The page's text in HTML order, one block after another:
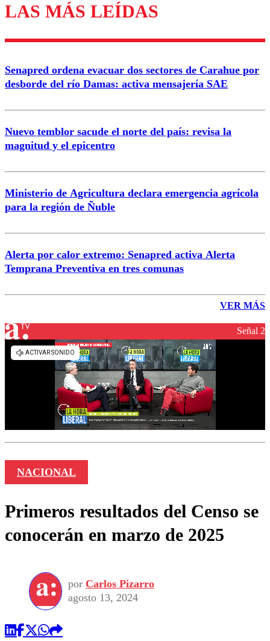
Enviar comentario
LAS MÁS LEÍDAS
Senapred ordena evacuar dos sectores de Carahue por
desborde del río Damas: activa mensajería SAE
Nuevo temblor sacude el norte del país: revisa la
magnitud y el epicentro
Ministerio de Agricultura declara emergencia agrícola
para la región de Ñuble
Alerta por calor extremo: Senapred activa Alerta
Temprana Preventiva en tres comunas
VER MÁS
Señal 2
NACIONAL
Primeros resultados del Censo se
conocerán en marzo de 2025
por Carlos Pizarro
agosto 13, 2024